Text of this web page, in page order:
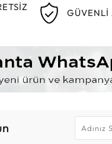
GÜVENLİ